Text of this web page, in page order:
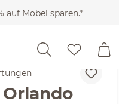
auf Möbel sparen.*
Kissenbezüge
4.87 von 5 Sternen